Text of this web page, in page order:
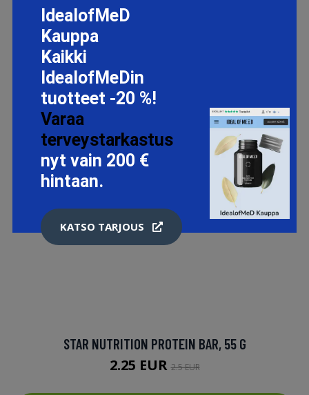
STAR NUTRITION PROTEIN BAR, 55 G
2.25 EUR2.5 EUR
IdealofMeD
Kauppa
Kaikki
IdealofMeDin
tuotteet -20 %!
Varaa
terveystarkastus
nyt vain 200 €
hintaan.
KATSO TARJOUS